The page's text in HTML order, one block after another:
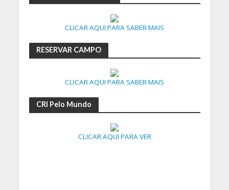
CLICAR AQUI PARA SABER MAIS
RESERVAR CAMPO
CLICAR AQUI PARA SABER MAIS
CRI Pelo Mundo
CLICAR AQUI PARA VER